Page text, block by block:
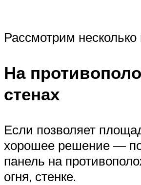
Рассмотрим несколько
На
стенах
Если позволяет
хорошее решение —
панель на
огня, стенке.